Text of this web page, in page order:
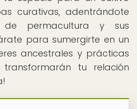
curativas, adentrándote
permacultura y sus
para sumergirte en un
ancestrales y prácticas
transformarán tu relación